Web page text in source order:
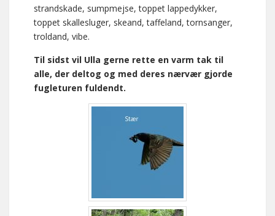
strandskade, sumpmejse, toppet lappedykker,
toppet skallesluger, skeand, taffeland, tornsanger,
troldand, vibe.
Til sidst vil Ulla gerne rette en varm tak til
alle, der deltog og med deres nærvær gjorde
fugleturen fuldendt.